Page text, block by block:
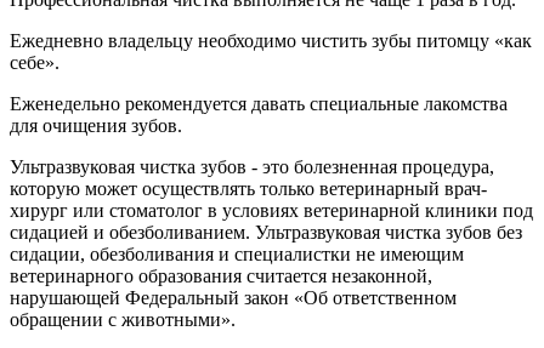
Ежедневно владельцу необходимо чистить зубы питомцу «как
себе».
Еженедельно рекомендуется давать специальные лакомства
для очищения зубов.
Ультразвуковая чистка зубов - это болезненная процедура,
которую может осуществлять только ветеринарный врач-
хирург или стоматолог в условиях ветеринарной клиники под
сидацией и обезболиванием. Ультразвуковая чистка зубов без
сидации, обезболивания и специалистки не имеющим
ветеринарного образования считается незаконной,
нарушающей Федеральный закон «Об ответственном
обращении с животными».